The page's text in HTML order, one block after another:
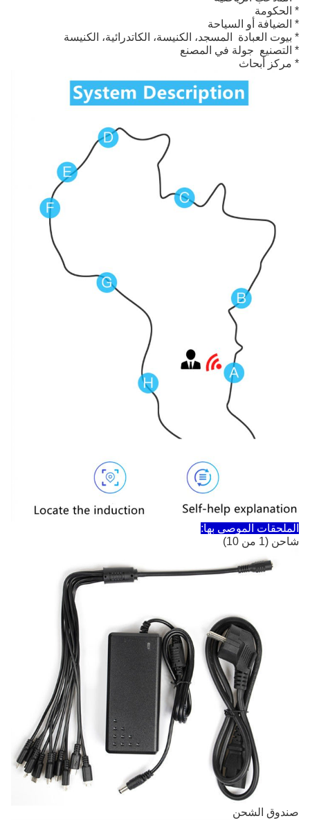
* الحكومة
* الضيافة أو السياحة
* بيوت العبادة ️ المسجد، الكنيسة، الكاتدرائية، الكنيسة
* التصنيع ‬ جولة في المصنع
* مركز أبحاث
الملحقات الموصى بها:
شاحن (1 من 10)
صندوق الشحن